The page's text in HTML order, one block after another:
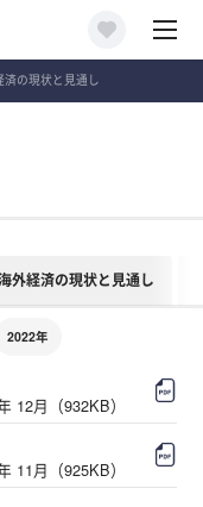
済の現状と見通し
外経済の現状と見通し
2022年
12月（932KB）
11月（925KB）